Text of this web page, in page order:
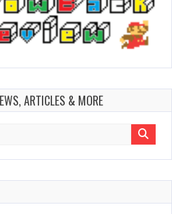
ARTICLES & MORE